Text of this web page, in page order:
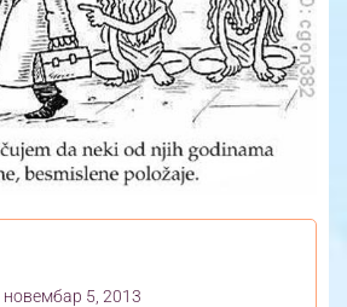
Yoga Travel
Blog
Joga
новембар 5, 2013